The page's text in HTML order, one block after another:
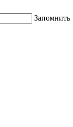
Запомнить